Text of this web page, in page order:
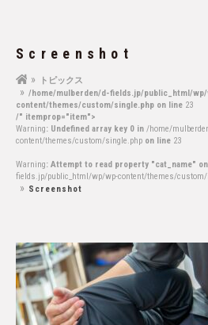
Screenshot
トピックス
/home/mulberden/d-fields.jp/public_html/
content/themes/custom/single.php on line 23
/" itemprop="item">
Warning: Undefined array key 0 in /home/
content/themes/custom/single.php on line 23
Warning: Attempt to read property "cat_name"
fields.jp/public_html/wp/wp-content/themes/
Screenshot